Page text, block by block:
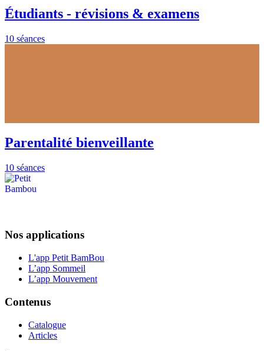
Étudiants - révisions & examens
10 séances
Parentalité bienveillante
10 séances
Nos applications
L'app Petit BamBou
L’app Sommeil
L’app Mouvement
Contenus
Catalogue
Articles